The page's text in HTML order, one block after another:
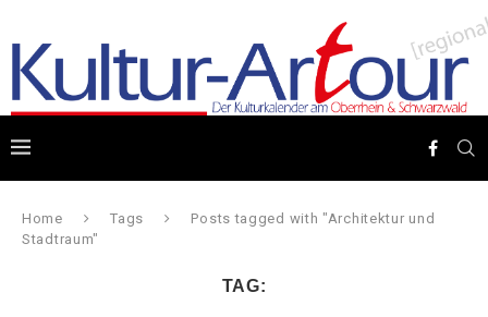
Home Tags
Posts tagged with "Architektur und
Stadtraum"
TAG: